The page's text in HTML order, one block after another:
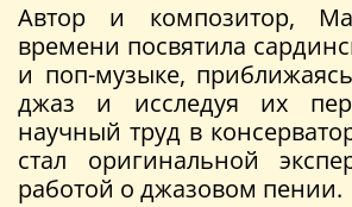
Автор и композитор,
времени посвятила
и поп-музыке,
джаз и исследуя их
научный труд в
стал оригинальной
работой о джазовом пении.